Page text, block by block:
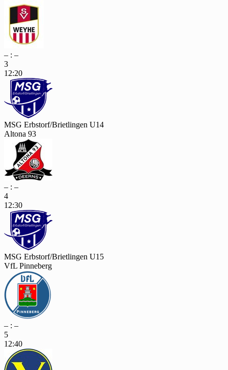
– : –
3
12:20
MSG Erbstorf/Brietlingen U14
Altona 93
– : –
4
12:30
MSG Erbstorf/Brietlingen U15
VfL Pinneberg
– : –
5
12:40